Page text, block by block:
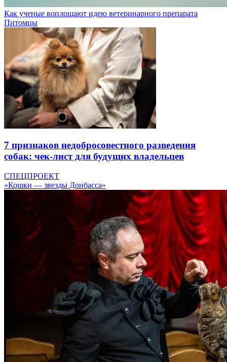
Как ученые воплощают идею ветеринарного препарата
Питомцы
7 признаков недобросовестного разведения
собак: чек-лист для будущих владельцев
СПЕЦПРОЕКТ
«Кошки — звезды Донбасса»